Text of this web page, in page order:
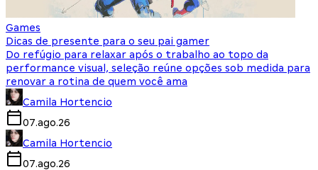
Games
Dicas de presente para o seu pai gamer
Do refúgio para relaxar após o trabalho ao topo da
performance visual, seleção reúne opções sob medida para
renovar a rotina de quem você ama
Camila Hortencio
07.ago.26
Camila Hortencio
07.ago.26